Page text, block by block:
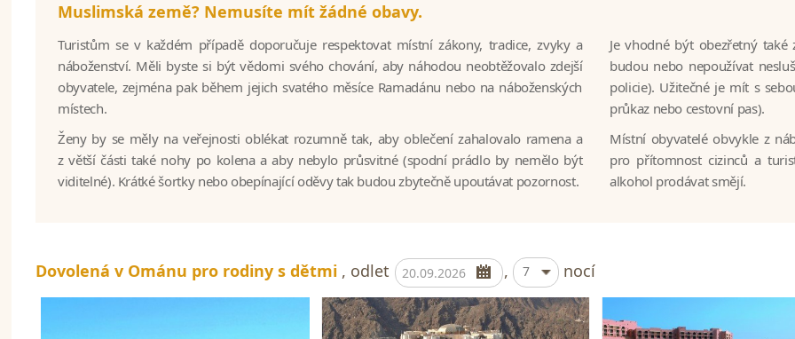
Muslimská země? Nemusíte mít žádné obavy.
Turistům se v každém případě doporučuje respektovat místní zákony, tradice, zvyky a
náboženství. Měli byste si být vědomi svého chování, aby náhodou neobtěžovalo zdejší
obyvatele, zejména pak během jejich svatého měsíce Ramadánu nebo na náboženských
místech.
Ženy by se měly na veřejnosti oblékat rozumně tak, aby oblečení zahalovalo ramena a
z větší části také nohy po kolena a aby nebylo průsvitné (spodní prádlo by nemělo být
viditelné). Krátké šortky nebo obepínající oděvy tak budou zbytečně upoutávat pozornost.
Je vhodné být obezřetný
budou nebo nepoužívat
policie). Užitečné je mít s
průkaz nebo cestovní pas).
Místní obyvatelé obvykle z
pro přítomnost cizinců a
alkohol prodávat smějí.
Dovolená v Ománu pro rodiny s dětmi , odlet , 7 nocí